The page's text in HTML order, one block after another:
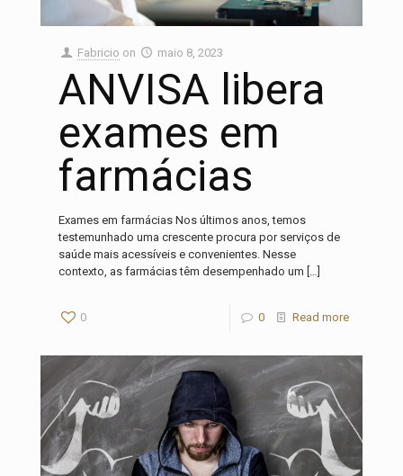
Fabricio on maio 8, 2023
ANVISA libera
exames em
farmácias
Exames em farmácias Nos últimos anos, temos
testemunhado uma crescente procura por serviços de
saúde mais acessíveis e convenientes. Nesse
contexto, as farmácias têm desempenhado um […]
0 0 Read more